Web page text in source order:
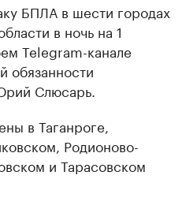
БПЛА в шести городах
в ночь на 1
Telegram-канале
обязанности
Слюсарь.
в Таганроге,
Родионово-
и Тарасовском